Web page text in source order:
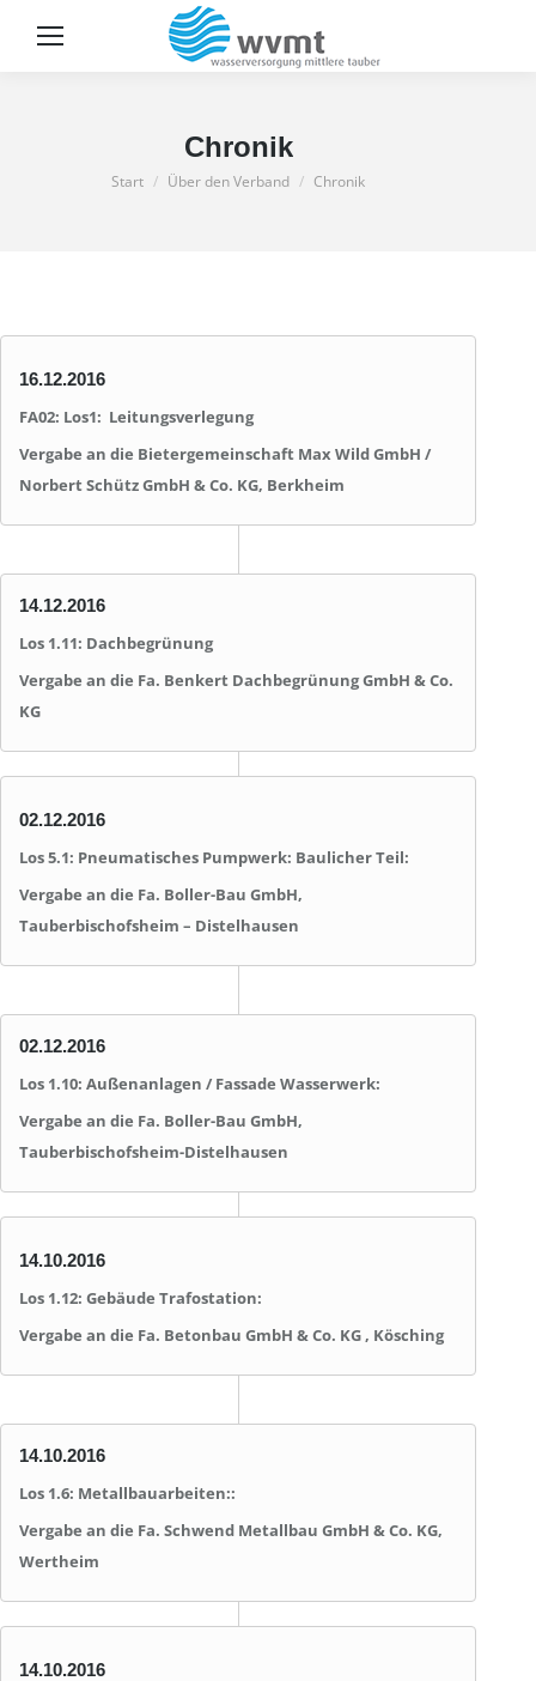
Chronik
Sie befinden sich hier:
Start Über den Verband Chronik
16.12.2016
FA02: Los1: Leitungsverlegung
Vergabe an die Bietergemeinschaft Max Wild GmbH /
Norbert Schütz GmbH & Co. KG, Berkheim
14.12.2016
Los 1.11: Dachbegrünung
Vergabe an die Fa. Benkert Dachbegrünung GmbH & Co.
KG
02.12.2016
Los 5.1: Pneumatisches Pumpwerk: Baulicher Teil:
Vergabe an die Fa. Boller-Bau GmbH,
Tauberbischofsheim – Distelhausen
02.12.2016
Los 1.10: Außenanlagen / Fassade Wasserwerk:
Vergabe an die Fa. Boller-Bau GmbH,
Tauberbischofsheim-Distelhausen
14.10.2016
Los 1.12: Gebäude Trafostation:
Vergabe an die Fa. Betonbau GmbH & Co. KG , Kösching
14.10.2016
Los 1.6: Metallbauarbeiten::
Vergabe an die Fa. Schwend Metallbau GmbH & Co. KG,
Wertheim
14.10.2016